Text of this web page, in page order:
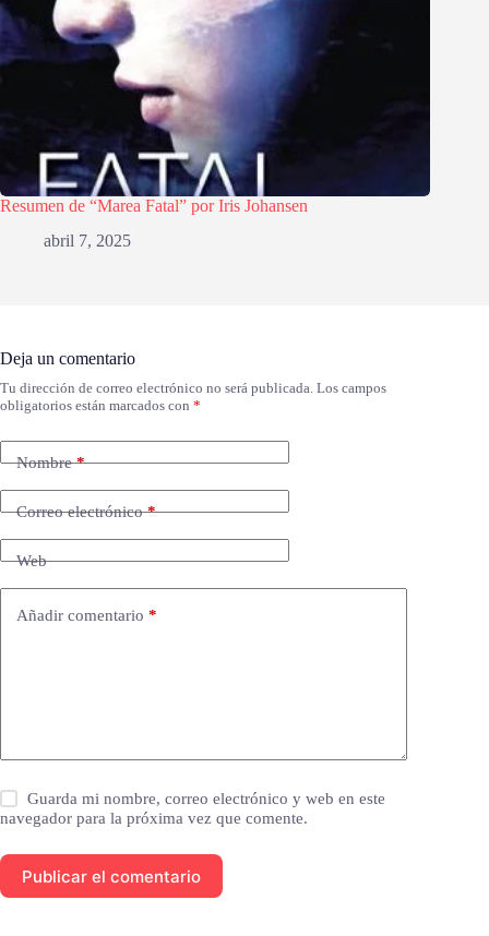
Resumen de “Marea Fatal” por Iris Johansen
abril 7, 2025
Deja un comentario
Tu dirección de correo electrónico no será publicada. Los campos
obligatorios están marcados con *
Nombre*
Correo electrónico*
Web
Añadir comentario *
Guarda mi nombre, correo electrónico y web en este
navegador para la próxima vez que comente.
Publicar el comentario